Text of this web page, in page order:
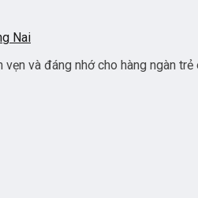
Nai
và đáng nhớ cho hàng ngàn trẻ